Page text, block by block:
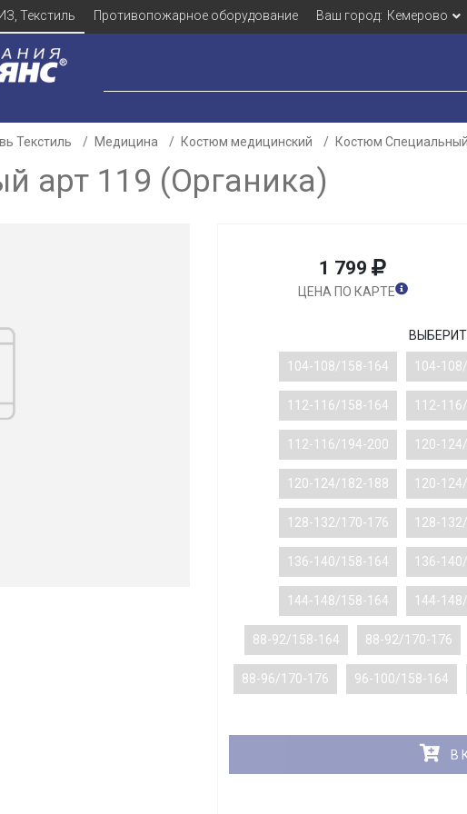
Текстиль Противопожарное оборудование Ваш город: Кемерово
Текстиль Медицина Костюм медицинский Костюм
арт 119 (Органика)
1 799
ЦЕНА ПО КАРТЕ
104-108/158-164 104-
112-116/158-164 112-
112-116/194-200 120-
120-124/182-188 120-
128-132/170-176 128-
136-140/158-164 136-
144-148/158-164 144-
88-92/158-164 88-92/170-176
88-96/170-176 96-100/158-164
В